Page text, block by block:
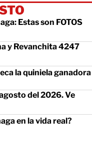
Estas son FOTOS
y Revanchita 4247
la quiniela ganadora
del 2026. Ve
en la vida real?